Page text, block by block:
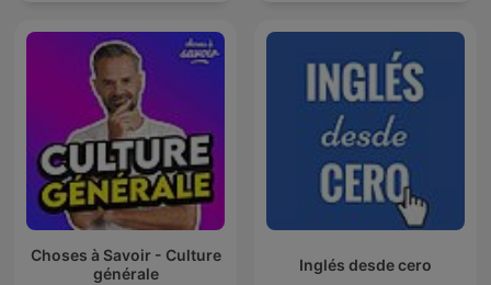
Choses à Savoir - Culture
générale
Inglés desde cero